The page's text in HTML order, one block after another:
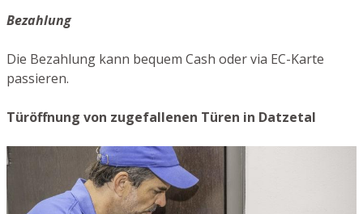
Bezahlung
Die Bezahlung kann bequem Cash oder via EC-Karte
passieren.
Türöffnung von zugefallenen Türen in Datzetal